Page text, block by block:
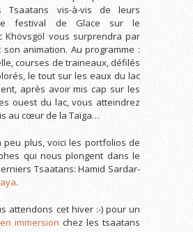
Tsaatans vis-à-vis de leurs
festival de Glace sur le
Khövsgöl vous surprendra par
animation. Au programme :
courses de traineaux, défilés
le tout sur les eaux du lac
après avoir mis cap sur les
ouest du lac, vous atteindrez
au cœur de la Taïga…
peu plus, voici les portfolios de
qui nous plongent dans le
Tsaatans: Hamid Sardar-
.
attendons cet hiver :-) pour un
immersion chez les tsaatans